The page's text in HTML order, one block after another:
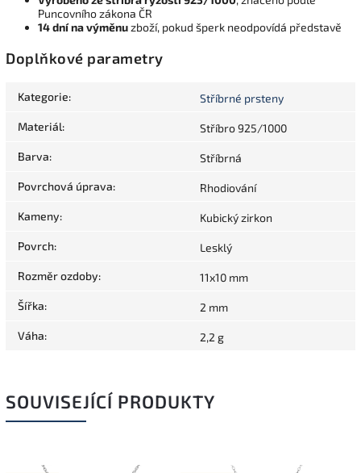
Puncovního zákona ČR
14 dní na výměnuzboží, pokud šperk neodpovídá představě
Doplňkové parametry
Kategorie: Stříbrné prsteny
Materiál: Stříbro 925/1000
Barva: Stříbrná
Povrchová úprava: Rhodiování
Kameny: Kubický zirkon
Povrch: Lesklý
Rozměr ozdoby: 11x10 mm
Šířka: 2 mm
Váha: 2,2 g
SOUVISEJÍCÍ PRODUKTY